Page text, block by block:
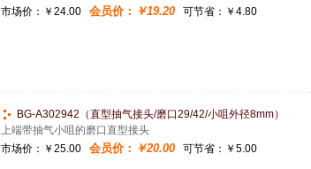
市场价： ￥24.00 会员价： ￥19.20 可节省：￥4.80
BG-A302942（直型抽气接头/磨口29/42/小咀外径8mm）
上端带抽气小咀的磨口直型接头
市场价： ￥25.00 会员价： ￥20.00 可节省：￥5.00